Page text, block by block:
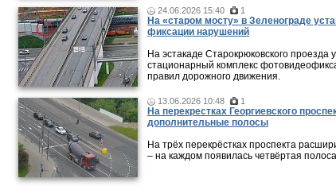
24.06.2026 15:40 1
На «старом мосту» в Зеленограде
фиксации нарушений
На эстакаде Старокрюковского проезда
стационарный комплекс
правил дорожного движения.
13.06.2026 10:48 1
На перекрестках Георгиевского
дополнительные полосы
На трёх перекрёстках проспекта
– на каждом появилась четвёртая